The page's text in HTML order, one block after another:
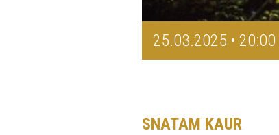
25.03.2025 • 20:00
SNATAM KAUR